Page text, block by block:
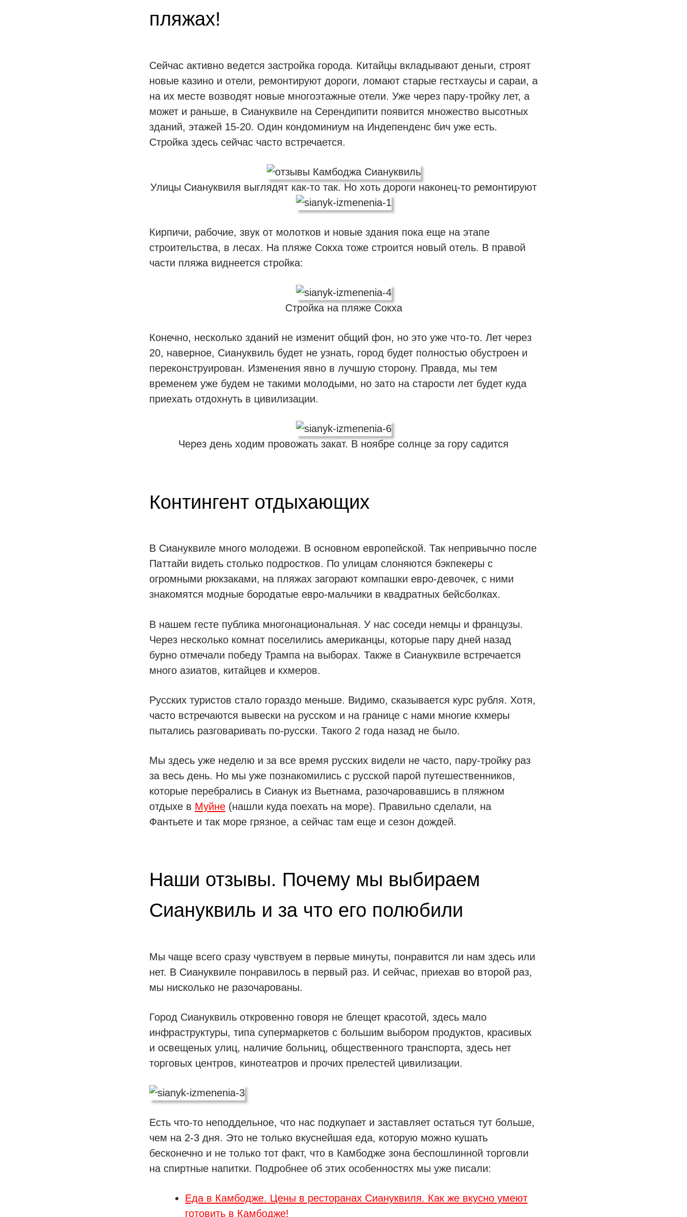
пляжах!
Сейчас активно ведется застройка города. Китайцы вкладывают деньги, строят
новые казино и отели, ремонтируют дороги, ломают старые гестхаусы и сараи, а
на их месте возводят новые многоэтажные отели. Уже через пару-тройку лет, а
может и раньше, в Сиануквиле на Серендипити появится множество высотных
зданий, этажей 15-20. Один кондоминиум на Индепенденс бич уже есть.
Стройка здесь сейчас часто встречается.
Улицы Сиануквиля выглядят как-то так. Но хоть дороги наконец-то ремонтируют
Кирпичи, рабочие, звук от молотков и новые здания пока еще на этапе
строительства, в лесах. На пляже Сокха тоже строится новый отель. В правой
части пляжа виднеется стройка:
Стройка на пляже Сокха
Конечно, несколько зданий не изменит общий фон, но это уже что-то. Лет через
20, наверное, Сиануквиль будет не узнать, город будет полностью обустроен и
переконструирован. Изменения явно в лучшую сторону. Правда, мы тем
временем уже будем не такими молодыми, но зато на старости лет будет куда
приехать отдохнуть в цивилизации.
Через день ходим провожать закат. В ноябре солнце за гору садится
Контингент отдыхающих
В Сиануквиле много молодежи. В основном европейской. Так непривычно после
Паттайи видеть столько подростков. По улицам слоняются бэкпекеры с
огромными рюкзаками, на пляжах загорают компашки евро-девочек, с ними
знакомятся модные бородатые евро-мальчики в квадратных бейсболках.
В нашем гесте публика многонациональная. У нас соседи немцы и французы.
Через несколько комнат поселились американцы, которые пару дней назад
бурно отмечали победу Трампа на выборах. Также в Сиануквиле встречается
много азиатов, китайцев и кхмеров.
Русских туристов стало гораздо меньше. Видимо, сказывается курс рубля. Хотя,
часто встречаются вывески на русском и на границе с нами многие кхмеры
пытались разговаривать по-русски. Такого 2 года назад не было.
Мы здесь уже неделю и за все время русских видели не часто, пару-тройку раз
за весь день. Но мы уже познакомились с русской парой путешественников,
которые перебрались в Сианук из Вьетнама, разочаровавшись в пляжном
отдыхе в Муйне (нашли куда поехать на море). Правильно сделали, на
Фантьете и так море грязное, а сейчас там еще и сезон дождей.
Наши отзывы. Почему мы выбираем
Сиануквиль и за что его полюбили
Мы чаще всего сразу чувствуем в первые минуты, понравится ли нам здесь или
нет. В Сиануквиле понравилось в первый раз. И сейчас, приехав во второй раз,
мы нисколько не разочарованы.
Город Сиануквиль откровенно говоря не блещет красотой, здесь мало
инфраструктуры, типа супермаркетов с большим выбором продуктов, красивых
и освещеных улиц, наличие больниц, общественного транспорта, здесь нет
торговых центров, кинотеатров и прочих прелестей цивилизации.
Есть что-то неподдельное, что нас подкупает и заставляет остаться тут больше,
чем на 2-3 дня. Это не только вкуснейшая еда, которую можно кушать
бесконечно и не только тот факт, что в Камбодже зона беспошлинной торговли
на спиртные напитки. Подробнее об этих особенностях мы уже писали:
Еда в Камбодже. Цены в ресторанах Сиануквиля. Как же вкусно умеют
готовить в Камбодже!